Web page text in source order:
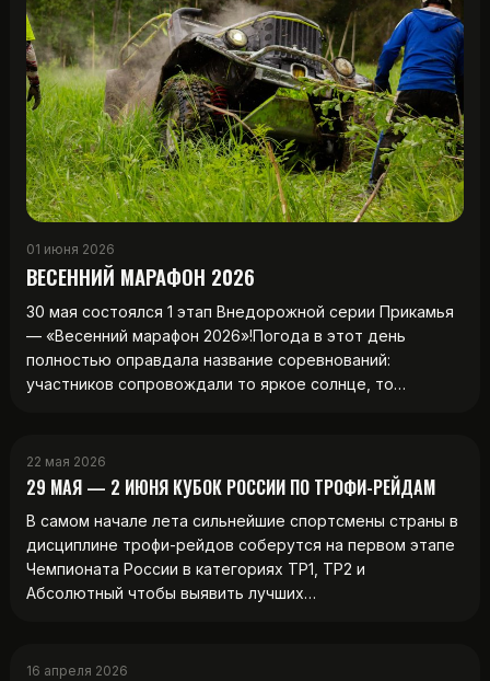
01 июня 2026
ВЕСЕННИЙ МАРАФОН 2026
30 мая состоялся 1 этап Внедорожной серии Прикамья
— «Весенний марафон 2026»!Погода в этот день
полностью оправдала название соревнований:
участников сопровождали то яркое солнце, то…
22 мая 2026
29 МАЯ — 2 ИЮНЯ КУБОК РОССИИ ПО ТРОФИ-РЕЙДАМ
В самом начале лета сильнейшие спортсмены страны в
дисциплине трофи-рейдов соберутся на первом этапе
Чемпионата России в категориях ТР1, ТР2 и
Абсолютный чтобы выявить лучших…
16 апреля 2026